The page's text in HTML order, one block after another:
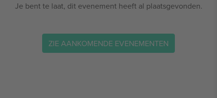
Je bent te laat, dit evenement heeft al plaatsgevonden.
ZIE AANKOMENDE EVENEMENTEN